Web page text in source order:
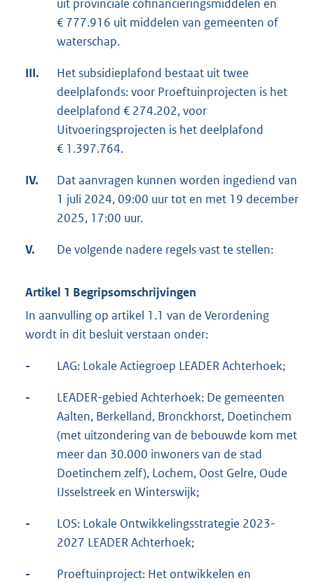
uit provinciale cofinancieringsmiddelen en
€ 777.916 uit middelen van gemeenten of
waterschap.
III.
Het subsidieplafond bestaat uit twee
deelplafonds: voor Proeftuinprojecten is het
deelplafond € 274.202, voor
Uitvoeringsprojecten is het deelplafond
€ 1.397.764.
IV.
Dat aanvragen kunnen worden ingediend van
1 juli 2024, 09:00 uur tot en met 19 december
2025, 17:00 uur.
V. De volgende nadere regels vast te stellen:
Artikel 1 Begripsomschrijvingen
In aanvulling op artikel 1.1 van de Verordening
wordt in dit besluit verstaan onder:
- LAG: Lokale Actiegroep LEADER Achterhoek;
-
LEADER-gebied Achterhoek: De gemeenten
Aalten, Berkelland, Bronckhorst, Doetinchem
(met uitzondering van de bebouwde kom met
meer dan 30.000 inwoners van de stad
Doetinchem zelf), Lochem, Oost Gelre, Oude
IJsselstreek en Winterswijk;
-
LOS: Lokale Ontwikkelingsstrategie 2023-
2027 LEADER Achterhoek;
-
Proeftuinproject: Het ontwikkelen en